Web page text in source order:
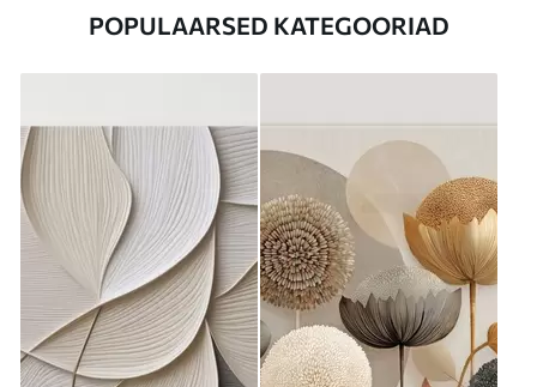
POPULAARSED KATEGOORIAD